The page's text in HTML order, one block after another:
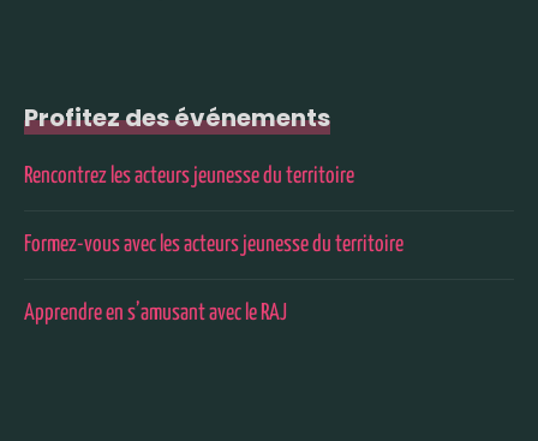
Profitez des événements
Rencontrez les acteurs jeunesse du territoire
Formez-vous avec les acteurs jeunesse du territoire
Apprendre en s’amusant avec le RAJ